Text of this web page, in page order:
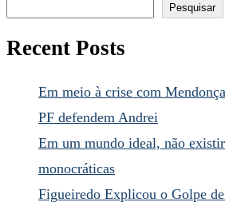
Pesquisar
Recent Posts
Em meio à crise com
PF defendem Andrei
Em um mundo ideal, não
monocráticas
Figueiredo Explicou o Golpe